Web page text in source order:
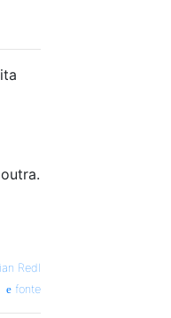
Redl
fonte